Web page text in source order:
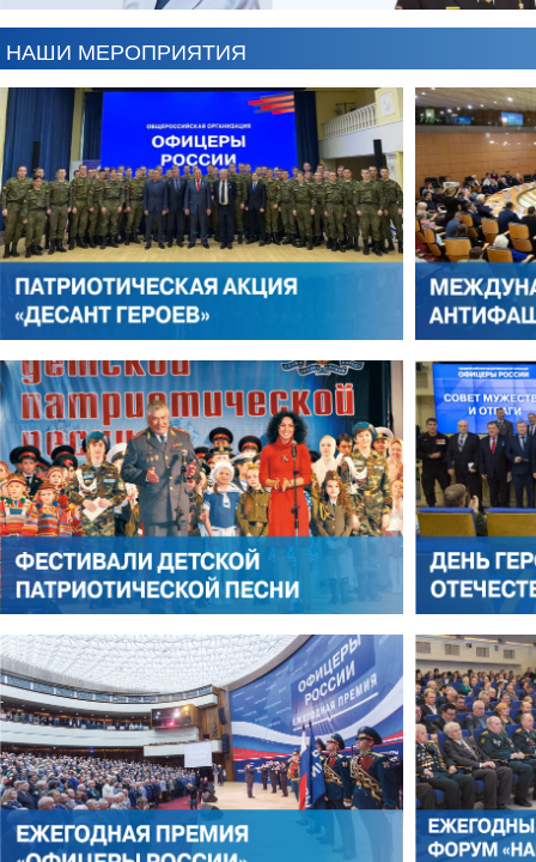
НАШИ МЕРОПРИЯТИЯ
АНТОН ЦВЕТКОВ
АЛЕКСАНДР ЯНЕВСКИЙ
ЛЕОНИД ЯКУБОВИЧ
ВИКТОР ЛИТОВКИН
АЛЕКСЕЙ ФИЛАТОВ
АЛЕКСАНДР